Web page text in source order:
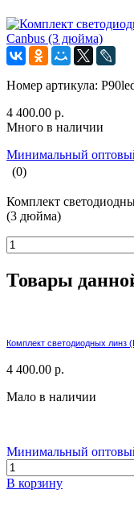
Номер артикула:
4 400.00 р.
Много в наличии
Минимальный оптовый
(0)
Комплект
(3 дюйма)
Товары
Комплект светодиодных линз
4 400.00 р.
Мало в наличии
Минимальный оптовый
В корзину